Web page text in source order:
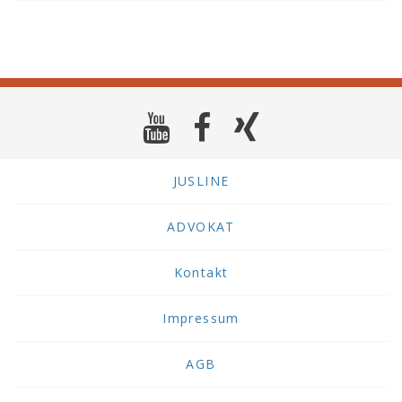
JUSLINE
ADVOKAT
Kontakt
Impressum
AGB